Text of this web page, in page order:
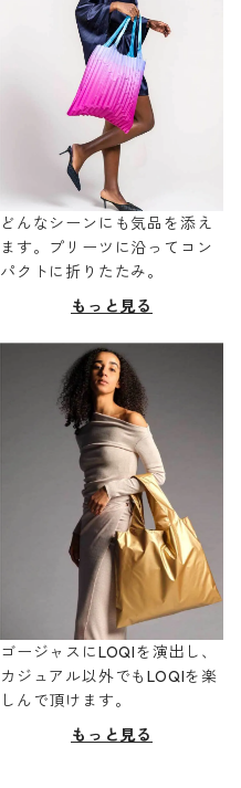
どんなシーンにも気品を添え
ます。プリーツに沿ってコン
パクトに折りたたみ。
もっと見る
ゴージャスにLOQIを演出し、
カジュアル以外でもLOQIを楽
しんで頂けます。
もっと見る